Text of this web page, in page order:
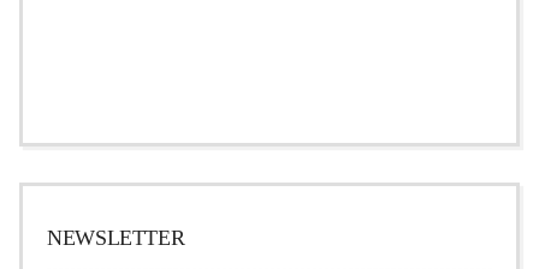
NEWSLETTER